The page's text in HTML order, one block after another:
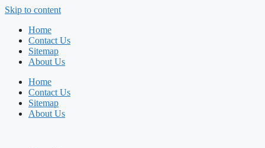
Skip to content
Home
Contact Us
Sitemap
About Us
Home
Contact Us
Sitemap
About Us